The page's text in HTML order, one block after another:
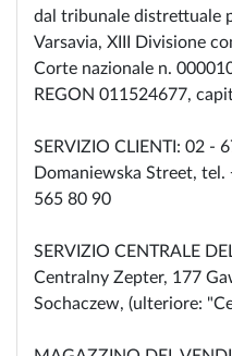
dal tribunale distrettuale
Varsavia, XIII Divisione
Corte nazionale n.
REGON 011524677,
SERVIZIO CLIENTI: 02 -
Domaniewska Street,
565 80 90
SERVIZIO CENTRALE
Centralny Zepter, 177
Sochaczew, (ulteriore: